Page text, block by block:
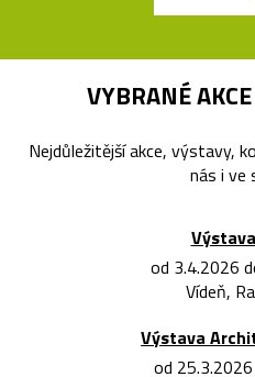
VYBRANÉ
Nejdůležitější akce, výstavy,
nás i ve
od 3.4.2026
Vídeň,
Výstava
od